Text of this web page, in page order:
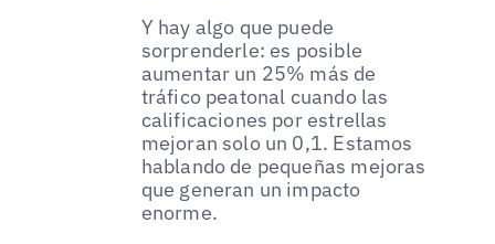
Y hay algo que puede
sorprenderle: es posible
aumentar un 25% más de
tráfico peatonal cuando las
calificaciones por estrellas
mejoran solo un 0,1. Estamos
hablando de pequeñas mejoras
que generan un impacto
enorme.